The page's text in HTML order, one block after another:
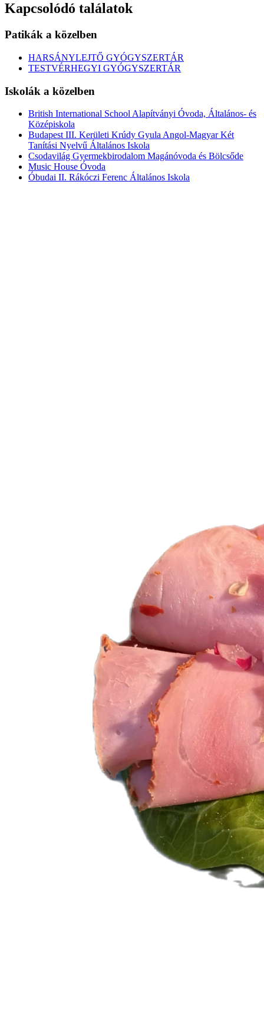
Kapcsolódó találatok
Patikák a közelben
HARSÁNYLEJTŐ GYÓGYSZERTÁR
TESTVÉRHEGYI GYÓGYSZERTÁR
Iskolák a közelben
British International School Alapítványi Óvoda, Általános- és
Középiskola
Budapest III. Kerületi Krúdy Gyula Angol-Magyar Két
Tanítási Nyelvű Általános Iskola
Csodavilág Gyermekbirodalom Magánóvoda és Bölcsőde
Music House Óvoda
Óbudai II. Rákóczi Ferenc Általános Iskola